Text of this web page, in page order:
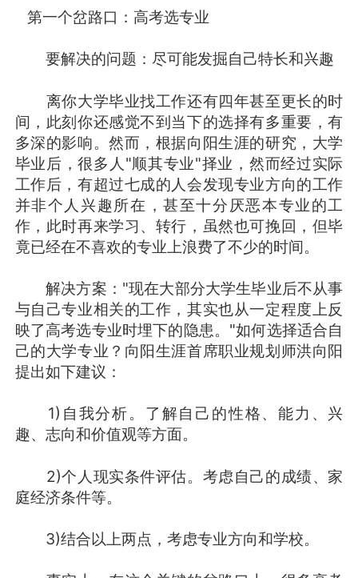
第一个岔路口：高考选专业
要解决的问题：尽可能发掘自己特长和兴趣
离你大学毕业找工作还有四年甚至更长的时
间，此刻你还感觉不到当下的选择有多重要，有
多深的影响。然而，根据向阳生涯的研究，大学
毕业后，很多人"顺其专业"择业，然而经过实际
工作后，有超过七成的人会发现专业方向的工作
并非个人兴趣所在，甚至十分厌恶本专业的工
作，此时再来学习、转行，虽然也可挽回，但毕
竟已经在不喜欢的专业上浪费了不少的时间。
解决方案："现在大部分大学生毕业后不从事
与自己专业相关的工作，其实也从一定程度上反
映了高考选专业时埋下的隐患。"如何选择适合自
己的大学专业？向阳生涯首席职业规划师洪向阳
提出如下建议：
1)自我分析。了解自己的性格、能力、兴
趣、志向和价值观等方面。
2)个人现实条件评估。考虑自己的成绩、家
庭经济条件等。
3)结合以上两点，考虑专业方向和学校。